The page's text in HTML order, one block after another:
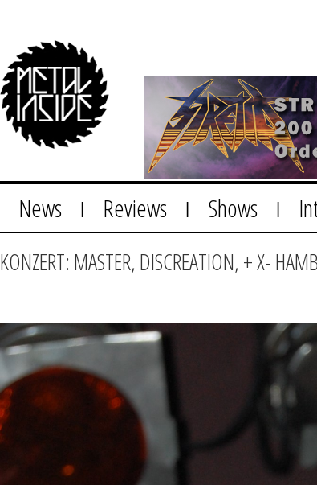
News Reviews Shows
KONZERT: MASTER, DISCREATION, + X-